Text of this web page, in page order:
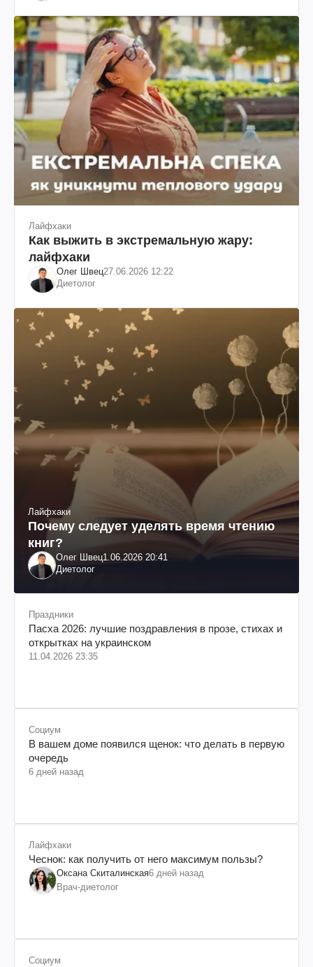
Лайфхаки
Как выжить в экстремальную жару:
лайфхаки
Олег Швец27.06.2026 12:22
Диетолог
Лайфхаки
Почему следует уделять время чтению
книг?
Олег Швец1.06.2026 20:41
Диетолог
Праздники
Пасха 2026: лучшие поздравления в прозе, стихах и
открытках на украинском
11.04.2026 23:35
Социум
В вашем доме появился щенок: что делать в первую
очередь
6 дней назад
Лайфхаки
Чеснок: как получить от него максимум пользы?
Оксана Скиталинская6 дней назад
Врач-диетолог
Социум